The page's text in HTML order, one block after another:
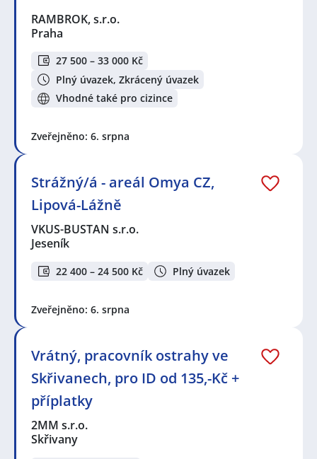
RAMBROK, s.r.o.
Praha
27 500 – 33 000 Kč
Plný úvazek, Zkrácený úvazek
Vhodné také pro cizince
Zveřejněno: 6. srpna
Strážný/á - areál Omya CZ,
Lipová-Lážně
VKUS-BUSTAN s.r.o.
Jeseník
22 400 – 24 500 Kč Plný úvazek
Zveřejněno: 6. srpna
Vrátný, pracovník ostrahy ve
Skřivanech, pro ID od 135,-Kč +
příplatky
2MM s.r.o.
Skřivany